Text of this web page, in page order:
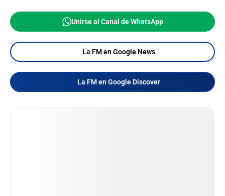
Unirse al Canal de WhatsApp
La FM en Google News
La FM en Google Discover